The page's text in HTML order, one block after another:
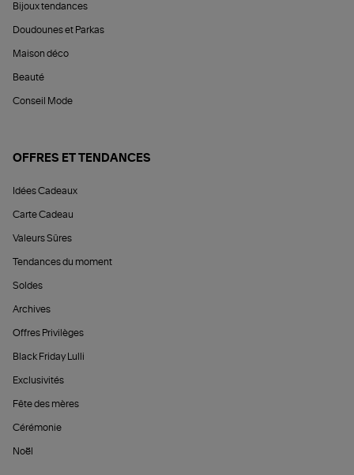
Bijoux tendances
Doudounes et Parkas
Maison déco
Beauté
Conseil Mode
OFFRES ET TENDANCES
Idées Cadeaux
Carte Cadeau
Valeurs Sûres
Tendances du moment
Soldes
Archives
Offres Privilèges
Black Friday Lulli
Exclusivités
Fête des mères
Cérémonie
Noël